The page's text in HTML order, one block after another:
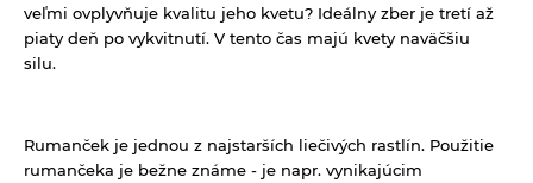
Polotovary
Výrobky z obilnín
Zmesi na varenie a pečenie
Zrná a semená
Olejniny
Bezlepok - Low Carb - Keto
Ostatné
veľmi ovplyvňuje kvalitu jeho kvetu? Ideálny zber je tretí až
piaty deň po vykvitnutí. V tento čas majú kvety naväčšiu
silu.
Rumanček je jednou z najstarších liečivých rastlín. Použitie
rumančeka je bežne známe - je napr. vynikajúcim